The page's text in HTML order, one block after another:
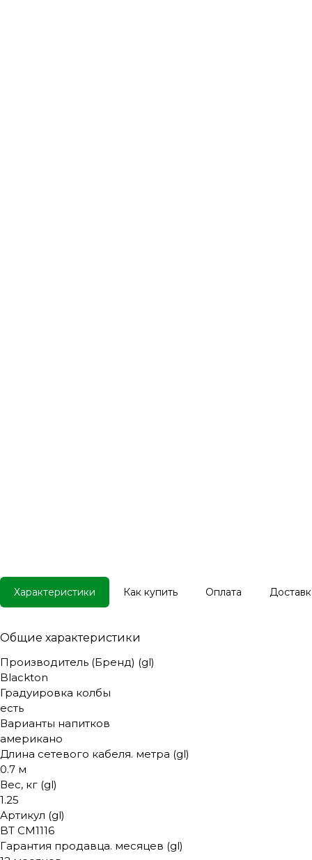
Характеристики Как купить Оплата
Общие характеристики
Производитель (Бренд) (gl)
Blackton
Градуировка колбы
есть
Варианты напитков
американо
Длина сетевого кабеля. метра (gl)
0.7 м
Вес, кг (gl)
1.25
Артикул (gl)
BT CM1116
Гарантия продавца. месяцев (gl)